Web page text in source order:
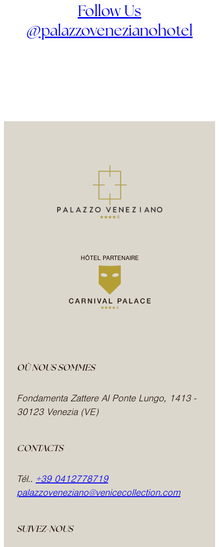
Follow Us
@palazzovenezianohotel
HÔTEL PARTENAIRE
OÙ NOUS SOMMES
Fondamenta Zattere Al Ponte Lungo, 1413 -
30123 Venezia (VE)
CONTACTS
Tél.. +39 0412778719
palazzoveneziano@venicecollection.com
SUIVEZ-NOUS